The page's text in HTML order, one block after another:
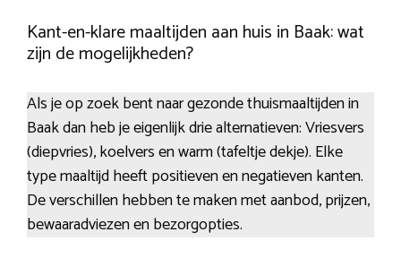
Kant-en-klare maaltijden aan huis in Baak: wat
zijn de mogelijkheden?
Als je op zoek bent naar gezonde thuismaaltijden in
Baak dan heb je eigenlijk drie alternatieven: Vriesvers
(diepvries), koelvers en warm (tafeltje dekje). Elke
type maaltijd heeft positieven en negatieven kanten.
De verschillen hebben te maken met aanbod, prijzen,
bewaaradviezen en bezorgopties.